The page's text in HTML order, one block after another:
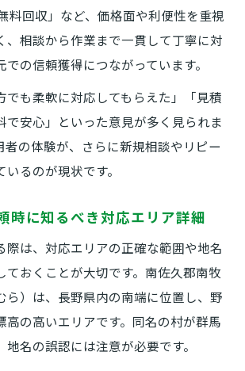
気候に合わせた便利屋の工夫事例
ではの便利屋サービスの特徴と工
南牧村で求められる季節ごとの支
を活かした便利屋の現地対応ノウハ
住まいの悩みをスムーズに解決
除や修理を便利屋がサポートする
暮らしサポートが南牧村で広がる
に便利屋が選ばれるメリットとは
料回収」など、価格面や利便性を重視
、相談から作業まで一貫して丁寧に対
の信頼獲得につながっています。
でも柔軟に対応してもらえた」「見積
で安心」といった意見が多く見られま
者の体験が、さらに新規相談やリピー
るのが現状です。
時に知るべき対応エリア詳細
際は、対応エリアの正確な範囲や地名
ておくことが大切です。南佐久郡南牧
ら）は、長野県内の南端に位置し、野
高の高いエリアです。同名の村が群馬
名の誤認には注意が必要です。